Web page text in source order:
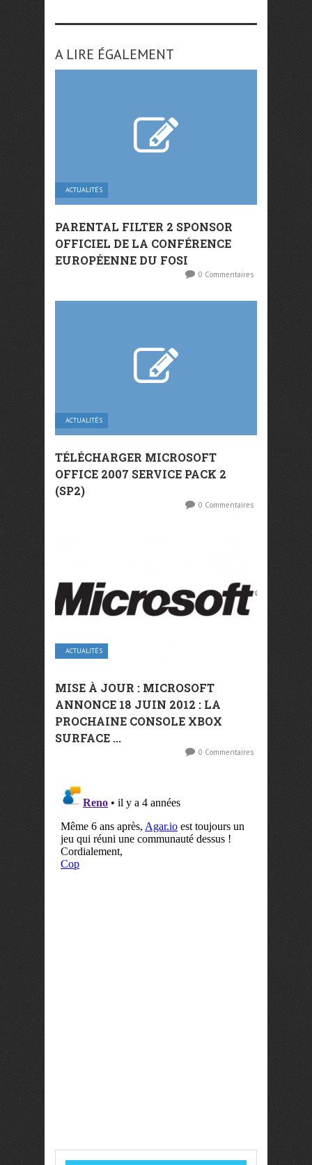
A LIRE ÉGALEMENT
ACTUALITÉS
PARENTAL FILTER 2 SPONSOR
OFFICIEL DE LA CONFÉRENCE
EUROPÉENNE DU FOSI
0 Commentaires
ACTUALITÉS
TÉLÉCHARGER MICROSOFT
OFFICE 2007 SERVICE PACK 2
(SP2)
0 Commentaires
ACTUALITÉS
MISE À JOUR : MICROSOFT
ANNONCE 18 JUIN 2012 : LA
PROCHAINE CONSOLE XBOX
SURFACE ...
0 Commentaires